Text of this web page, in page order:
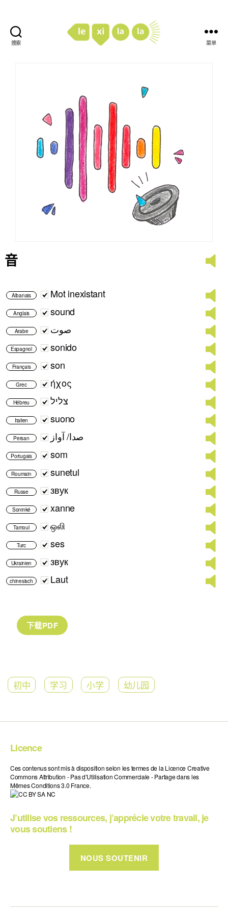
搜索 菜单
音
Albanais Mot inexistant
Anglais sound
Arabe صوت
Espagnol sonido
Français son
Grec ήχος
Hébreu צליל
Italien suono
Persan صدا/ آواز
Portugais som
Roumain sunetul
Russe звук
Soninké xanne
Tamoul ஒலி
Turc ses
Ukrainien звук
chinesisch Laut
初中 学习 小学 幼儿园
Licence
Ces contenus sont mis à disposition selon les termes de la Licence Creative
Commons Attribution - Pas d’Utilisation Commerciale - Partage dans les
Mêmes Conditions 3.0 France.
J’utilise vos ressources, j’apprécie votre travail, je
vous soutiens !
NOUS SOUTENIR